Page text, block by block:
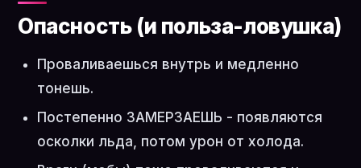
Опасность (и польза-ловушка)
Проваливаешься внутрь и медленно
тонешь.
Постепенно ЗАМЕРЗАЕШЬ - появляются
осколки льда, потом урон от холода.